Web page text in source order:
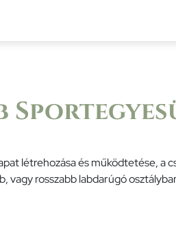
létrehozása és működtetése, a
vagy rosszabb labdarúgó